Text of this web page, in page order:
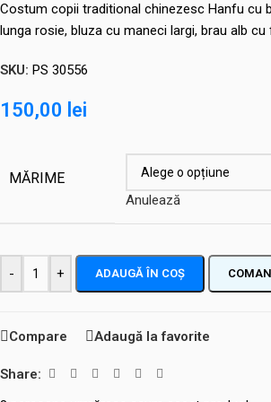
Costum copii traditional chinezesc Hanfu cu
lunga rosie, bluza cu maneci largi, brau alb cu
SKU: PS 30556
150,00 lei
MĂRIME
Anulează
- + ADAUGĂ ÎN COȘ
Compare Adaugă la favorite
Share: